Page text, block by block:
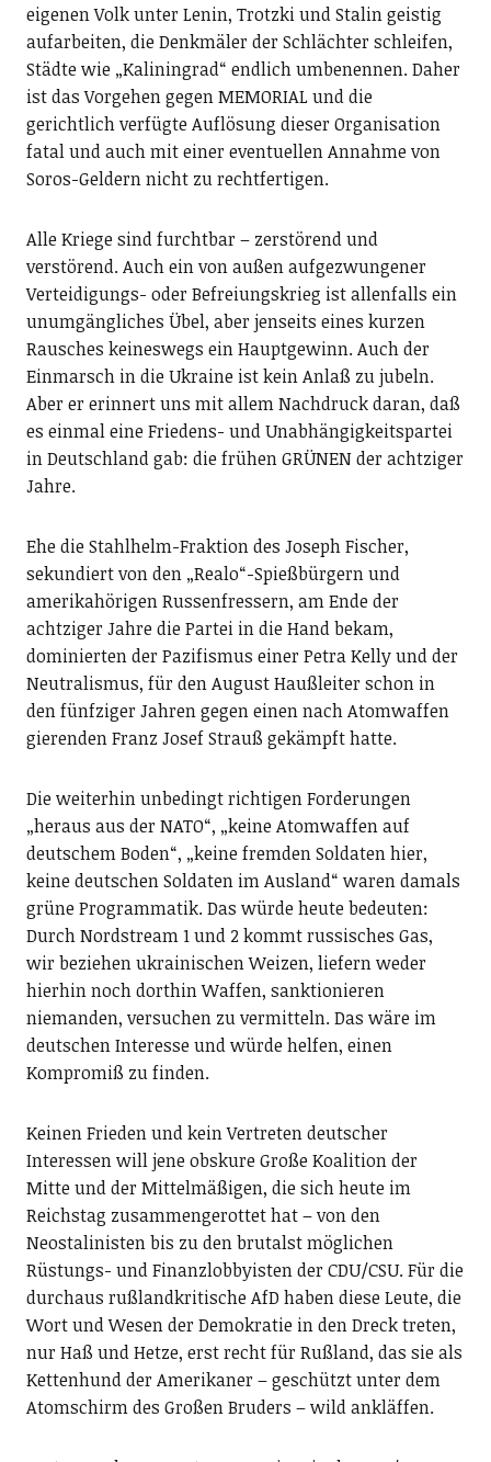
eigenen Volk unter Lenin, Trotzki und Stalin geistig
aufarbeiten, die Denkmäler der Schlächter schleifen,
Städte wie „Kaliningrad“ endlich umbenennen. Daher
ist das Vorgehen gegen MEMORIAL und die
gerichtlich verfügte Auflösung dieser Organisation
fatal und auch mit einer eventuellen Annahme von
Soros-Geldern nicht zu rechtfertigen.
Alle Kriege sind furchtbar – zerstörend und
verstörend. Auch ein von außen aufgezwungener
Verteidigungs- oder Befreiungskrieg ist allenfalls ein
unumgängliches Übel, aber jenseits eines kurzen
Rausches keineswegs ein Hauptgewinn. Auch der
Einmarsch in die Ukraine ist kein Anlaß zu jubeln.
Aber er erinnert uns mit allem Nachdruck daran, daß
es einmal eine Friedens- und Unabhängigkeitspartei
in Deutschland gab: die frühen GRÜNEN der achtziger
Jahre.
Ehe die Stahlhelm-Fraktion des Joseph Fischer,
sekundiert von den „Realo“-Spießbürgern und
amerikahörigen Russenfressern, am Ende der
achtziger Jahre die Partei in die Hand bekam,
dominierten der Pazifismus einer Petra Kelly und der
Neutralismus, für den August Haußleiter schon in
den fünfziger Jahren gegen einen nach Atomwaffen
gierenden Franz Josef Strauß gekämpft hatte.
Die weiterhin unbedingt richtigen Forderungen
„heraus aus der NATO“, „keine Atomwaffen auf
deutschem Boden“, „keine fremden Soldaten hier,
keine deutschen Soldaten im Ausland“ waren damals
grüne Programmatik. Das würde heute bedeuten:
Durch Nordstream 1 und 2 kommt russisches Gas,
wir beziehen ukrainischen Weizen, liefern weder
hierhin noch dorthin Waffen, sanktionieren
niemanden, versuchen zu vermitteln. Das wäre im
deutschen Interesse und würde helfen, einen
Kompromiß zu finden.
Keinen Frieden und kein Vertreten deutscher
Interessen will jene obskure Große Koalition der
Mitte und der Mittelmäßigen, die sich heute im
Reichstag zusammengerottet hat – von den
Neostalinisten bis zu den brutalst möglichen
Rüstungs- und Finanzlobbyisten der CDU/CSU. Für die
durchaus rußlandkritische AfD haben diese Leute, die
Wort und Wesen der Demokratie in den Dreck treten,
nur Haß und Hetze, erst recht für Rußland, das sie als
Kettenhund der Amerikaner – geschützt unter dem
Atomschirm des Großen Bruders – wild ankläffen.